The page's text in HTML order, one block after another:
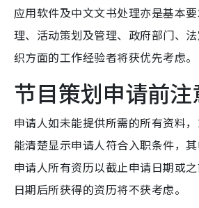
应用软件及中文文书处理亦是基本
理、活动策划及管理、政府部门、
织方面的工作经验者将获优先考虑。
节目策划申请前
申请人如未能提供所需的所有资料
能清楚显示申请人符合入职条件，其
申请人所有资历以截止申请日期或
日期后所获得的资历将不获考虑。